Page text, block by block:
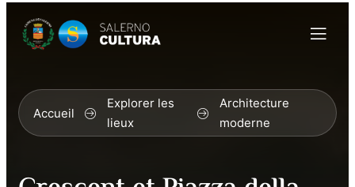
Accueil
Explorer les
lieux
Architecture
moderne